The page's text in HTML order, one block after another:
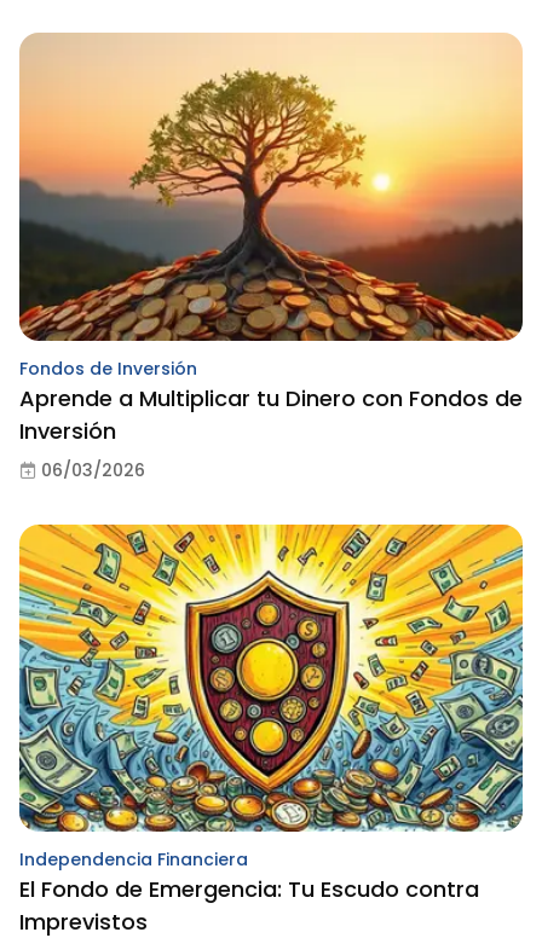
Fondos de Inversión
Aprende a Multiplicar tu Dinero con Fondos de
Inversión
06/03/2026
Independencia Financiera
El Fondo de Emergencia: Tu Escudo contra
Imprevistos